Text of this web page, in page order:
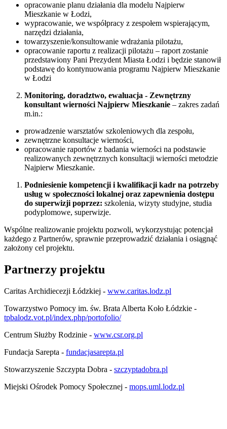
opracowanie planu działania dla modelu Najpierw
Mieszkanie w Łodzi,
wypracowanie, we współpracy z zespołem wspierającym,
narzędzi działania,
towarzyszenie/konsultowanie wdrażania pilotażu,
opracowanie raportu z realizacji pilotażu – raport zostanie
przedstawiony Pani Prezydent Miasta Łodzi i będzie stanowił
podstawę do kontynuowania programu Najpierw Mieszkanie
w Łodzi
Monitoring, doradztwo, ewaluacja - Zewnętrzny
konsultant wierności Najpierw Mieszkanie – zakres zadań
m.in.:
prowadzenie warsztatów szkoleniowych dla zespołu,
zewnętrzne konsultacje wierności,
opracowanie raportów z badania wierności na podstawie
realizowanych zewnętrznych konsultacji wierności metodzie
Najpierw Mieszkanie.
Podniesienie kompetencji i kwalifikacji kadr na potrzeby
usług w społeczności lokalnej oraz zapewnienia dostępu
do superwizji poprzez: szkolenia, wizyty studyjne, studia
podyplomowe, superwizje.
Wspólne realizowanie projektu pozwoli, wykorzystując potencjał
każdego z Partnerów, sprawnie przeprowadzić działania i osiągnąć
założony cel projektu.
Partnerzy projektu
Caritas Archidiecezji Łódzkiej - www.caritas.lodz.pl
Towarzystwo Pomocy im. św. Brata Alberta Koło Łódzkie -
tpbalodz.vot.pl/index.php/portofolio/
Centrum Służby Rodzinie - www.csr.org.pl
Fundacja Sarepta - fundacjasarepta.pl
Stowarzyszenie Szczypta Dobra - szczyptadobra.pl
Miejski Ośrodek Pomocy Społecznej - mops.uml.lodz.pl